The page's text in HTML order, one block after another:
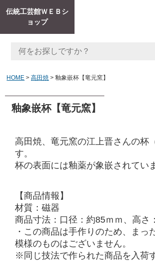
伝統工芸館ＷＥＢシ
ョップ
HOME 高田焼 釉象嵌杯【竜元窯】
釉象嵌杯【竜元窯】
高田焼、竜元窯の江上晋さんの杯
す。
杯の表面には釉薬が象嵌されてい
【商品情報】
材質：磁器
商品寸法：口径：約85ｍｍ、高さ
・ この商品は手作りのため、まっ
模様のものはございません。
※ 同じ技法で作られた商品を入荷